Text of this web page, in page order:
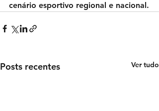
cenário esportivo regional e nacional.
Posts recentes Ver tudo